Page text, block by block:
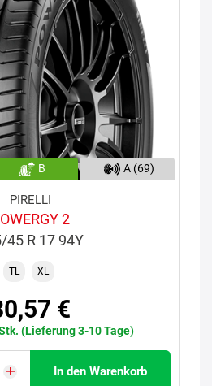
B A (69)
PIRELLI
2
45 R 17 94Y
TL XL
€
(Lieferung 3-10 Tage)
In den Warenkorb